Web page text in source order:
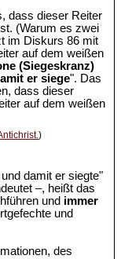
dass dieser Reiter
(Warum es zwei
im Diskurs 86 mit
auf dem weißen
(Siegeskranz)
er siege". Das
dass dieser
auf dem weißen
)
damit er siegte"
–, heißt das
und immer
und
des